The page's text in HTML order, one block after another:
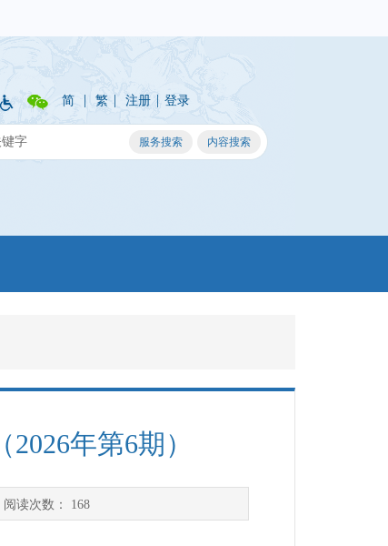
简 | 繁 | 注册 | 登录
年第6期）
次数： 168